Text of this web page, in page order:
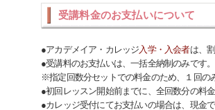
受講料金のお支払いについて
●アカデメイア・カレッジ入学・入会者は、
●受講料のお支払いは、一括全納制のみです。
※指定回数分セットでの料金のため、１回の
●初回レッスン開始前までに、全回数分の料
●カレッジ受付にてお支払いの場合は、現金